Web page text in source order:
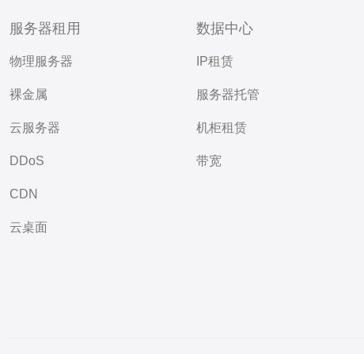
服务器租用
物理服务器
裸金属
云服务器
DDoS
CDN
云桌面
数据中心
IP租赁
服务器托管
机柜租赁
带宽